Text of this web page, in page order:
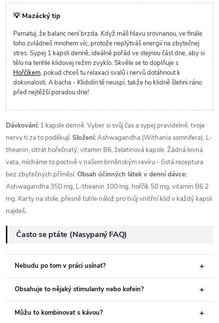
💡 Mazácký tip
Pamatuj, že balanc není brzda. Když máš hlavu srovnanou, ve finále
toho zvládneš mnohem víc, protože neplýtváš energií na zbytečnej
stres. Sypej 1 kapsli denně, ideálně pořád ve stejnou část dne, aby si
tělo na tenhle klidovej režim zvyklo. Skvěle se to doplňuje s
Hořčíkem, pokud chceš tu relaxaci svalů i nervů dotáhnout k
dokonalosti. A bacha - Klidolín tě neuspí, takže ho klidně šlehni ráno
před nejtěžší poradou dne!
Dávkování: 1 kapsle denně. Vyber si svůj čas a sypej pravidelně, tvoje
nervy ti za to poděkují.Složení:Ashwagandha (Withania somnifera), L-
theanin, citrát hořečnatý, vitamin B6, želatinová kapsle. Žádná levná
vata, mícháme to poctivě v našem brněnským revíru - čistá receptura
bez zbytečných příměsí.Obsah účinných látek v denní dávce:
Ashwagandha 350 mg, L-theanin 100 mg, hořčík 50 mg, vitamin B6 2
mg. Karty na stole, přesně tuhle nálož pro tvůj vnitřní klid v každý kapsli
najdeš.
Často se ptáte (Nasypaný FAQ)
Nebudu po tom v práci usínat?
Obsahuje to nějaký stimulanty nebo kofein?
Můžu to kombinovat s kávou?